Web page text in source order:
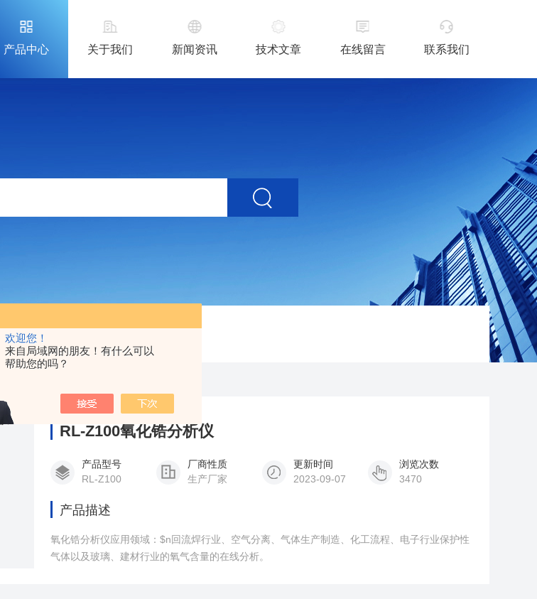
欢迎您！
来自局域网的朋友！有什么可以
帮助您的吗？
产品中心 关于我们 新闻资讯 技术文章 在线留言 联系我们
氧化锆分析仪
RL-Z100氧化锆分析仪
产品型号
RL-Z100
厂商性质
生产厂家
更新时间
2023-09-07
浏览次数
3470
产品描述
氧化锆分析仪应用领域：$n回流焊行业、空气分离、气体生产制造、化工流程、电子行业保护性
气体以及玻璃、建材行业的氧气含量的在线分析。